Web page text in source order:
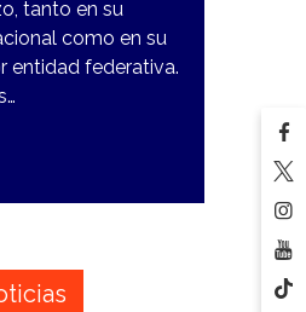
tanto en su
como en su
entidad federativa.